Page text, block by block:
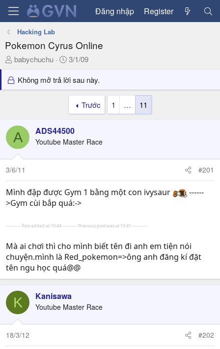
Đăng nhập Register
Hacking Lab
Pokemon Cyrus Online
T
r
e
a
r
e
r
babychuchu
N
à
y
3/1/09
Không mở trả lời sau này.
Trước 1 … 11
A ADS44500
Youtube Master Race
3/6/11 #201
Mình đập được Gym 1 bằng một con ivysaur
------
>Gym cùi bắp quá:->
---------- Post added at 10:44 ---------- Previous post was at 10:41 ----------
Mà ai chơi thì cho mình biết tên đi anh em tiện nói
chuyện.mình là Red_pokemon=>ông anh đăng kí đặt
tên ngu học quá@@
K Kanisawa
Youtube Master Race
18/3/12 #202